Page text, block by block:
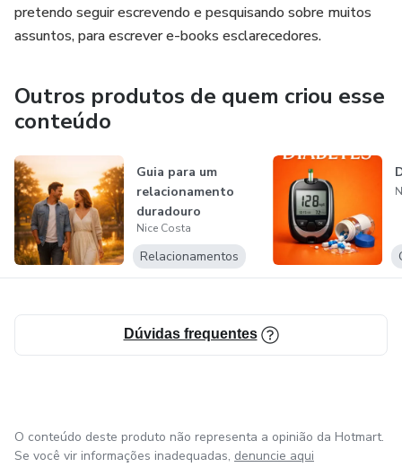
Cura e Restauração: Entenda que a cura interior é um pré-
requisito para a plenitude do propósito, permitindo que
o seu potencial.
Este e-book é mais do que uma leitura; é um manual de
vida para a mulher que deseja viver com intencionalidade,
poder e alinhamento com a vontade de Deus. Prepare-se
para avançar com fé e ousadia, sabendo que seu futuro é
brilhante nas mãos do Criador. Ideal para devocionais,
grupos de estudo ou para presentear aquela mulher
especial.
Redescubra o seu valor inegociável e comece hoje a viver o
propósito que Deus
pretendo seguir escrevendo e pesquisando sobre muitos
assuntos, para escrever e-books esclarecedores.
Outros produtos de quem criou esse
conteúdo
Guia para um
relacionamento
duradouro
Nice Costa
Relacionamentos
Dúvidas frequentes
O conteúdo deste produto não representa a opinião da Hotmart.
Se você vir informações inadequadas, denuncie aqui